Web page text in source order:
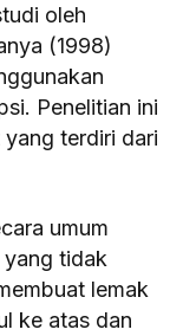
oleh
(1998)
Penelitian ini
terdiri dari
umum
tidak
lemak
ke atas dan